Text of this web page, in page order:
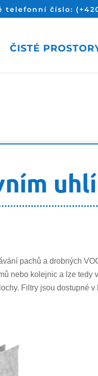
telefonní číslo:
ČISTÉ
pachů a drobných
nebo kolejnic a lze tedy
Filtry jsou dostupné v